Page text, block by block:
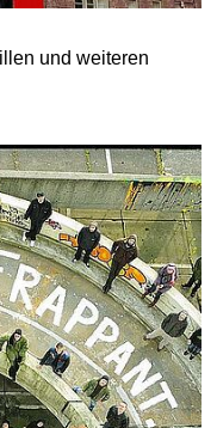
und weiteren